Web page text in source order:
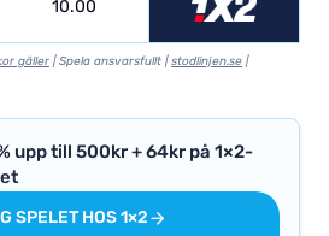
10.00
gäller | Spela ansvarsfullt |stodlinjen.se |
upp till 500kr + 64kr på 1×2-
SPELET HOS 1×2